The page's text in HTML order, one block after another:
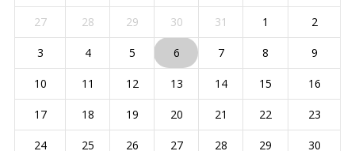
27 28 29 30 31 1 2
3 4 5 6 7 8 9
10 11 12 13 14 15 16
17 18 19 20 21 22 23
24 25 26 27 28 29 30